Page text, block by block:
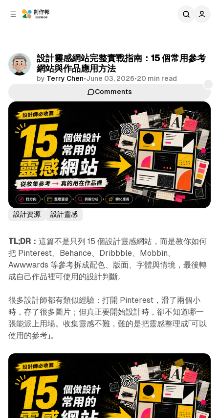
設計靈感網站完整實戰指南：15 個常用參考
網站與作品應用方法
by Terry Chen•June 03, 2026•20 min read
Comments
設計資源 設計靈感
TL;DR： 這篇不是只列 15 個設計靈感網站，而是教你如何
把 Pinterest、Behance、Dribbble、Mobbin、
Awwwards 等參考拆成配色、版面、字體與情境，最後轉
成自己作品裡可使用的設計判斷。
很多設計師都有類似經驗：打開 Pinterest，滑了兩個小
時，存了很多圖片；但真正要開始設計時，卻不知道哪一
張能派上用場。收集靈感不難，難的是把靈感整理成「可以
使用的參考」。